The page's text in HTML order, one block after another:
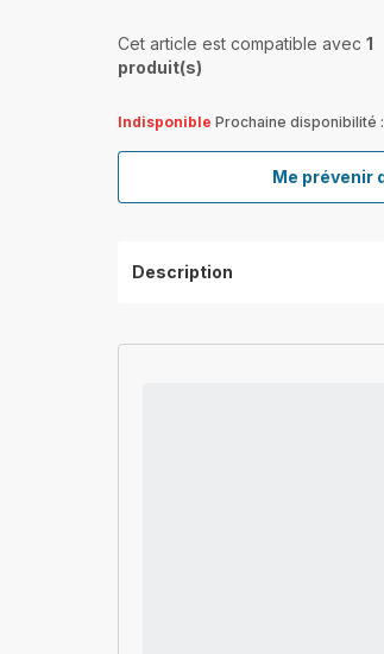
Cet article est compatible avec 1
produit(s)
Indisponible Prochaine disponibilité
Me prévenir
Description